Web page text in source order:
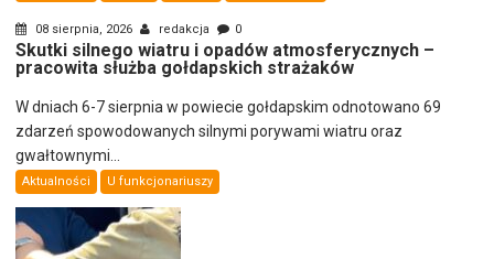
08 sierpnia, 2026 redakcja 0
Skutki silnego wiatru i opadów atmosferycznych –
pracowita służba gołdapskich strażaków
W dniach 6-7 sierpnia w powiecie gołdapskim odnotowano 69
zdarzeń spowodowanych silnymi porywami wiatru oraz
gwałtownymi...
Aktualności U funkcjonariuszy